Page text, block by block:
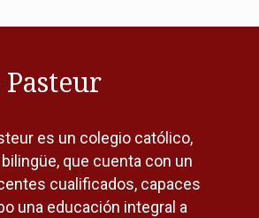
es un colegio católico,
que cuenta con un
cualificados, capaces
una educación integral a